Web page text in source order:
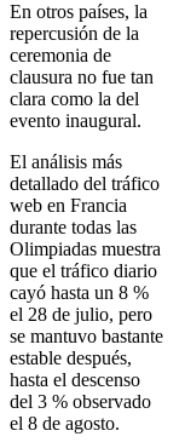
En otros países, la
repercusión de la
ceremonia de
clausura no fue tan
clara como la del
evento inaugural.
El análisis más
detallado del tráfico
web en Francia
durante todas las
Olimpiadas muestra
que el tráfico diario
cayó hasta un 8 %
el 28 de julio, pero
se mantuvo bastante
estable después,
hasta el descenso
del 3 % observado
el 8 de agosto.